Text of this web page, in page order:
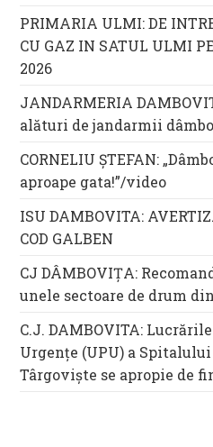
PRIMARIA ULMI: DE
CU GAZ IN SATUL ULMI
2026
JANDARMERIA
alături de jandarmii
CORNELIU ȘTEFAN:
aproape gata!”/video
ISU DAMBOVITA:
COD GALBEN
CJ DÂMBOVIȚA:
unele sectoare de drum
C.J. DAMBOVITA:
Urgențe (UPU) a
Târgoviște se apropie de